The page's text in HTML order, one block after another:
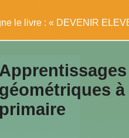
le livre : « DEVENIR
Apprentissages
géométriques
primaire